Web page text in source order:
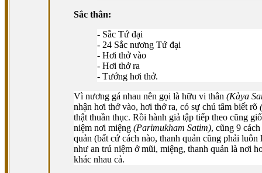
Sắc thân:
- Sắc Tứ đại
- 24 Sắc nương Tứ đại
- Hơi thở vào
- Hơi thở ra
- Tướng hơi thở.
Vì nương gá nhau nên gọi là hữu vi thân (Kàya
nhận hơi thở vào, hơi thở ra, có sự chú tâm biết rõ
thật thuần thục. Rồi hành giả tập tiếp theo cũng
niệm nơi miệng (Parimukham Satim), cũng 9
quản (bất cứ cách nào, thanh quản cũng phải
như an trú niệm ở mũi, miệng, thanh quản là nơi
khác nhau cả.